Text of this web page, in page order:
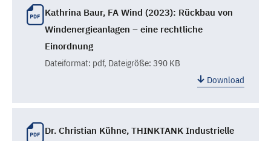
Kathrina Baur, FA Wind (2023): Rückbau von
Windenergieanlagen – eine rechtliche
Einordnung
Dateiformat: pdf, Dateigröße: 390 KB
Download
Dr. Christian Kühne, THINKTANK Industrielle